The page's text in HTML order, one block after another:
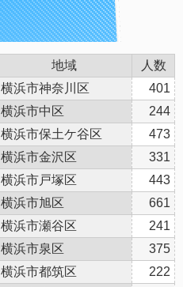
地域
人数
横浜市神奈川区
401
横浜市中区
244
横浜市保土ケ谷区
473
横浜市金沢区
331
横浜市戸塚区
443
横浜市旭区
661
横浜市瀬谷区
241
横浜市泉区
375
横浜市都筑区
222